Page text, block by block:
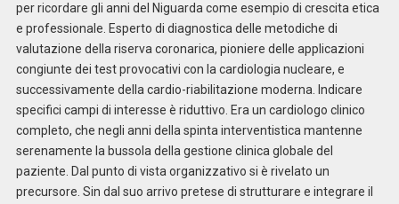
per ricordare gli anni del Niguarda come esempio di crescita etica
e professionale. Esperto di diagnostica delle metodiche di
valutazione della riserva coronarica, pioniere delle applicazioni
congiunte dei test provocativi con la cardiologia nucleare, e
successivamente della cardio-riabilitazione moderna. Indicare
specifici campi di interesse è riduttivo. Era un cardiologo clinico
completo, che negli anni della spinta interventistica mantenne
serenamente la bussola della gestione clinica globale del
paziente. Dal punto di vista organizzativo si è rivelato un
precursore. Sin dal suo arrivo pretese di strutturare e integrare il